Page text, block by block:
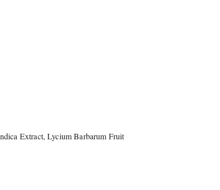
Extract, Lycium Barbarum Fruit